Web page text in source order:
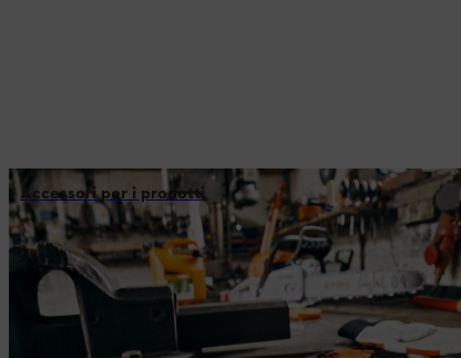
Accessori per i prodotti